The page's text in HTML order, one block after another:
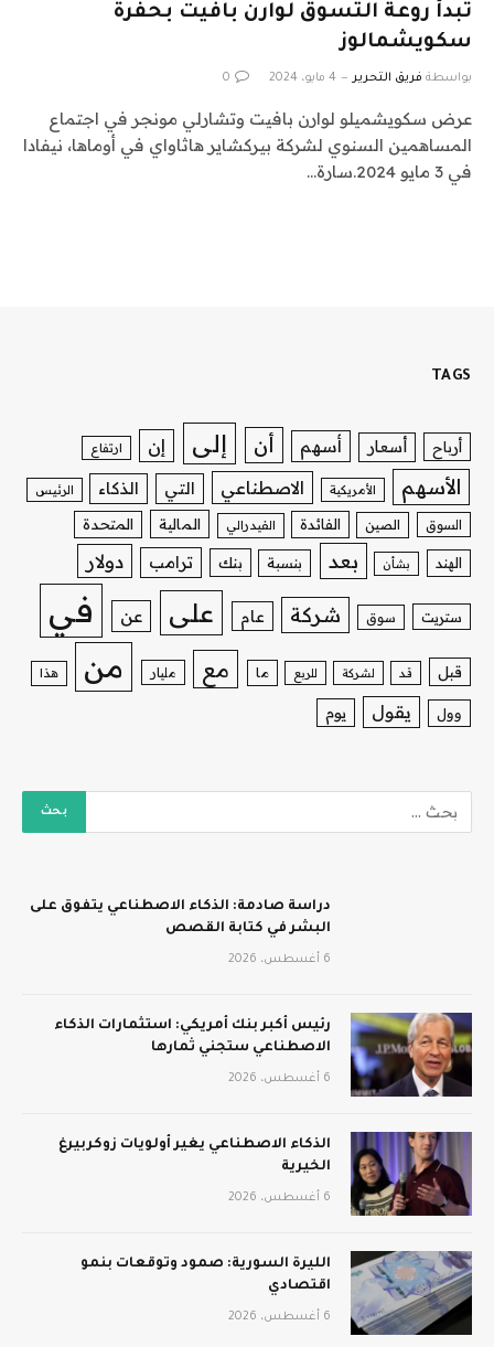
تبدأ روعة التسوق لوارن بافيت بحفرة
سكويشمالوز
بواسطة فريق التحرير 4 مايو، 2024 0
عرض سكويشميلو لوارن بافيت وتشارلي مونجر في اجتماع
المساهمين السنوي لشركة بيركشاير هاثاواي في أوماها، نيفادا
في 3 مايو 2024.سارة…
TAGS
أرباح أسعار أسهم أن إلى إن ارتفاع
الأسهم الأمريكية الاصطناعي التي الذكاء الرئيس
السوق الصين الفائدة الفيدرالي المالية المتحدة
الهند بشأن بعد بنسبة بنك ترامب دولار
ستريت سوق شركة عام على عن في
قبل قد لشركة للربع ما مع مليار من هذا
وول يقول يوم
دراسة صادمة: الذكاء الاصطناعي يتفوق على
البشر في كتابة القصص
6 أغسطس، 2026
رئيس أكبر بنك أمريكي: استثمارات الذكاء
الاصطناعي ستجني ثمارها
6 أغسطس، 2026
الذكاء الاصطناعي يغير أولويات زوكربيرغ
الخيرية
6 أغسطس، 2026
الليرة السورية: صمود وتوقعات بنمو
اقتصادي
6 أغسطس، 2026